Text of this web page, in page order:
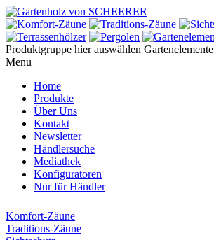
Produktgruppe hier auswählen Gartenelemente
Menu
Home
Produkte
Über Uns
Kontakt
Newsletter
Händlersuche
Mediathek
Konfiguratoren
Nur für Händler
Komfort-Zäune
Traditions-Zäune